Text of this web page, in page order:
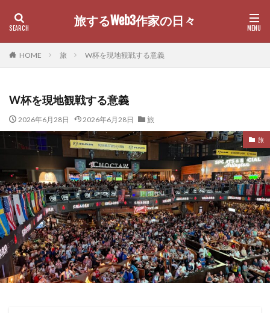
旅するWeb3作家の日々
HOME 旅 W杯を現地観戦する意義
W杯を現地観戦する意義
2026年6月28日 2026年6月28日 旅
旅
検索